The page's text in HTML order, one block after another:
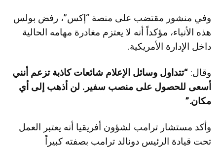
وفي منشور مقتضب على منصة “إكس”، رفض بولس
هذه الأنباء، مؤكداً أنه لا يعتزم مغادرة مهامه الحالية
داخل الإدارة الأمريكية.
وقال: “تتداول وسائل الإعلام شائعات كاذبة تزعم أنني
أسعى للحصول على منصب سفير. لن أذهب إلى أي
مكان.”
وأكد مستشار ترامب لشؤون أفريقيا أنه يعتبر العمل
تحت قيادة الرئيس دونالد ترامب بصفته كبيراً